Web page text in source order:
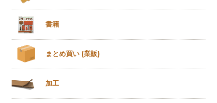
書籍
まとめ買い (業販)
加工